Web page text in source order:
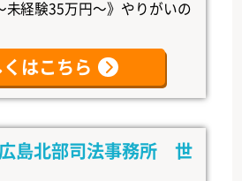
未経験35万円～》やりがいの
はこちら
島北部司法事務所 世